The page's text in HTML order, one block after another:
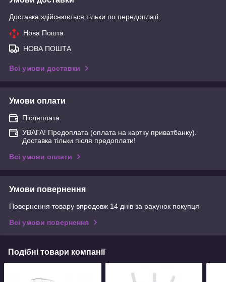
Доставка здійснюється тільки по передоплаті.
Нова Пошта
НОВА ПОШТА
Всі умови доставки
Умови оплати
Післяплата
УВАГА! Предоплата (оплата на картку приватбанку).
Доставка тільки після предоплати!
Всі умови оплати
Умови повернення
Повернення товару впродовж 14 днів за рахунок покупця
Всі умови повернення
Подібні товари компанії